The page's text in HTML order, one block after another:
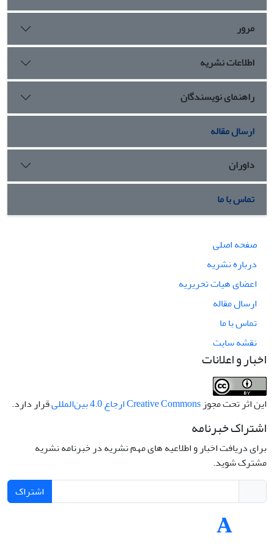
مرور
اطلاعات نشریه
راهنمای نویسندگان
ارسال مقاله
داوران
تماس با ما
صفحه اصلی
درباره نشریه
اعضای هیات تحریریه
ارسال مقاله
تماس با ما
نقشه سایت
اخبار و اعلانات
این اثر تحت مجوزCreative Commons ارجاع 4.0 بین‌المللی قرار دارد.
اشتراک خبرنامه
برای دریافت اخبار و اطلاعیه های مهم نشریه در خبرنامه نشریه
مشترک شوید.
اشتراک